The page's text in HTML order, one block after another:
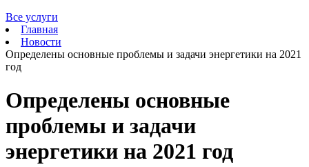
Все услуги
Главная
Новости
Определены основные проблемы и задачи энергетики на 2021
год
Определены основные
проблемы и задачи
энергетики на 2021 год